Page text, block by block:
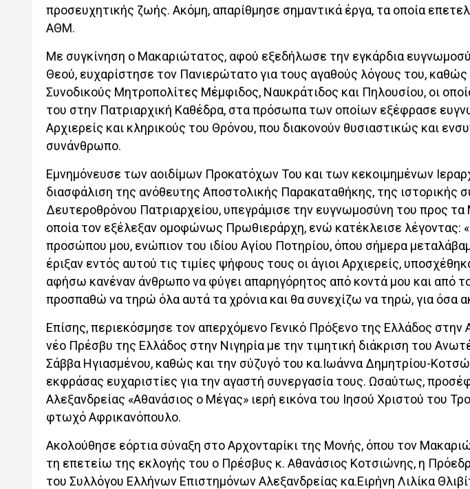
προσευχητικής ζωής. Ακόμη, απαρίθμησε σημαντικά έργα, τα οποία
ΑΘΜ.
Με συγκίνηση ο Μακαριώτατος, αφού εξεδήλωσε την εγκάρδια
Θεού, ευχαρίστησε τον Πανιερώτατο για τους αγαθούς λόγους του,
Συνοδικούς Μητροπολίτες Μέμφιδος, Ναυκράτιδος και Πηλουσίου, οι
του στην Πατριαρχική Καθέδρα, στα πρόσωπα των οποίων εξέφρασε
Αρχιερείς και κληρικούς του Θρόνου, που διακονούν θυσιαστικώς και
συνάνθρωπο.
Εμνημόνευσε των αοιδίμων Προκατόχων Του και των κεκοιμημένων
διασφάλιση της ανόθευτης Αποστολικής Παρακαταθήκης, της ιστορικής
Δευτεροθρόνου Πατριαρχείου, υπεγράμισε την ευγνωμοσύνη του προς τα
οποία τον εξέλεξαν ομοφώνως Πρωθιεράρχη, ενώ κατέκλεισε λέγοντας:
προσώπου μου, ενώπιον του ιδίου Αγίου Ποτηρίου, όπου σήμερα
έριξαν εντός αυτού τις τιμίες ψήφους τους οι άγιοι Αρχιερείς,
αφήσω κανέναν άνθρωπο να φύγει απαρηγόρητος από κοντά μου και από
προσπαθώ να τηρώ όλα αυτά τα χρόνια και θα συνεχίζω να τηρώ, για όσα
Επίσης, περιεκόσμησε τον απερχόμενο Γενικό Πρόξενο της Ελλάδος στην
νέο Πρέσβυ της Ελλάδος στην Νιγηρία με την τιμητική διάκριση του
Σάββα Ηγιασμένου, καθώς και την σύζυγό του κα.Ιωάννα Δημητρίου-
εκφράσας ευχαριστίες για την αγαστή συνεργασία τους. Ωσαύτως,
Αλεξανδρείας «Αθανάσιος ο Μέγας» ιερή εικόνα του Ιησού Χριστού του
φτωχό Αφρικανόπουλο.
Ακολούθησε εόρτια σύναξη στο Αρχονταρίκι της Μονής, όπου τον
τη επετείω της εκλογής του ο Πρέσβυς κ. Αθανάσιος Κοτσιώνης, η
του Συλλόγου Ελλήνων Επιστημόνων Αλεξανδρείας κα.Ειρήνη Λιλίκα